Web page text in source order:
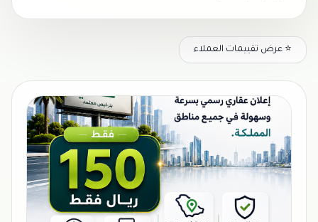
⭐ عرض تقييمات العملاء